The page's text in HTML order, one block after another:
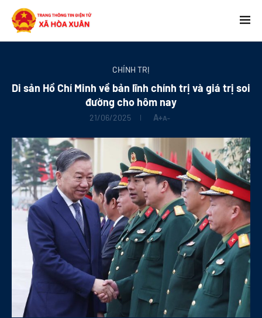
CHÍNH TRỊ
Di sản Hồ Chí Minh về bản lĩnh chính trị và giá trị soi
đường cho hôm nay
21/06/2025 A+A-